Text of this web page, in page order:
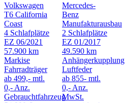
Volkswagen
T6 California
Coast
4 Schlafplätze
EZ 06/2021
57.900 km
Markise
Fahrradträger
ab 499,- mtl.
0,- Anz.
Gebrauchtfahrzeug
Mercedes-
Benz
Manufakturausbau
2 Schlafplätze
EZ 01/2017
49.590 km
Anhängerkupplung
Luftfeder
ab 855- mtl.
0,- Anz.
MwSt.